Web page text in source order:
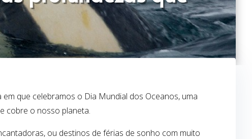
em que celebramos o Dia Mundial dos Oceanos, uma
cobre o nosso planeta.
ou destinos de férias de sonho com muito